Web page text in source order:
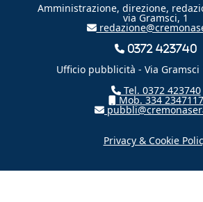
Amministrazione, direzione,
via Gramsci, 1
0372 423740
Ufficio pubblicità - Via Gramsci
Tel. 0372 423740
Mob. 334 2347117
Privacy & Cookie